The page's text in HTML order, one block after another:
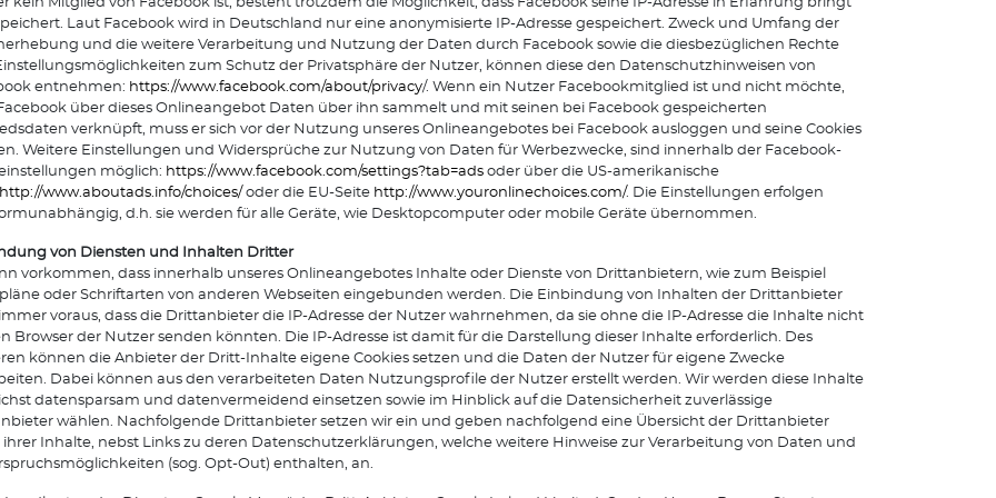
Laut Facebook wird in Deutschland nur eine anonymisierte IP-Adresse gespeichert. Zweck und Umfang der
und die weitere Verarbeitung und Nutzung der Daten durch Facebook sowie die diesbezüglichen Rechte
zum Schutz der Privatsphäre der Nutzer, können diese den Datenschutzhinweisen von
entnehmen: https://www.facebook.com/about/privacy/. Wenn ein Nutzer Facebookmitglied ist und nicht möchte,
über dieses Onlineangebot Daten über ihn sammelt und mit seinen bei Facebook gespeicherten
verknüpft, muss er sich vor der Nutzung unseres Onlineangebotes bei Facebook ausloggen und seine Cookies
Weitere Einstellungen und Widersprüche zur Nutzung von Daten für Werbezwecke, sind innerhalb der Facebook-
möglich: https://www.facebook.com/settings?tab=ads oder über die US-amerikanische
http://www.aboutads.info/choices/ oder die EU-Seite http://www.youronlinechoices.com/. Die Einstellungen erfolgen
d.h. sie werden für alle Geräte, wie Desktopcomputer oder mobile Geräte übernommen.
von Diensten und Inhalten Dritter
vorkommen, dass innerhalb unseres Onlineangebotes Inhalte oder Dienste von Drittanbietern, wie zum Beispiel
oder Schriftarten von anderen Webseiten eingebunden werden. Die Einbindung von Inhalten der Drittanbieter
voraus, dass die Drittanbieter die IP-Adresse der Nutzer wahrnehmen, da sie ohne die IP-Adresse die Inhalte nicht
Browser der Nutzer senden könnten. Die IP-Adresse ist damit für die Darstellung dieser Inhalte erforderlich. Des
können die Anbieter der Dritt-Inhalte eigene Cookies setzen und die Daten der Nutzer für eigene Zwecke
Dabei können aus den verarbeiteten Daten Nutzungsprofile der Nutzer erstellt werden. Wir werden diese Inhalte
datensparsam und datenvermeidend einsetzen sowie im Hinblick auf die Datensicherheit zuverlässige
wählen. Nachfolgende Drittanbieter setzen wir ein und geben nachfolgend eine Übersicht der Drittanbieter
ihrer Inhalte, nebst Links zu deren Datenschutzerklärungen, welche weitere Hinweise zur Verarbeitung von Daten und
(sog. Opt-Out) enthalten, an.